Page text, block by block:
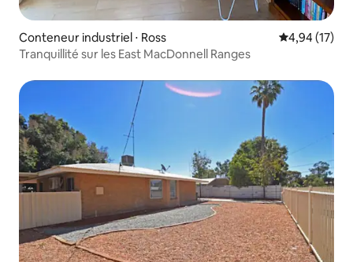
Conteneur industriel ⋅ Ross Évaluation
4,94 (17)
Tranquillité sur les East MacDonnell Ranges